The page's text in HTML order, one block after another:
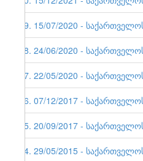
29. 15/07/2020 -
28. 24/06/2020 -
27. 22/05/2020 -
26. 07/12/2017 -
25. 20/09/2017 -
24. 29/05/2015 -